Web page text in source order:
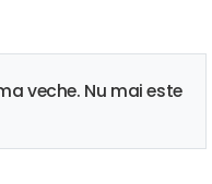
veche. Nu mai este